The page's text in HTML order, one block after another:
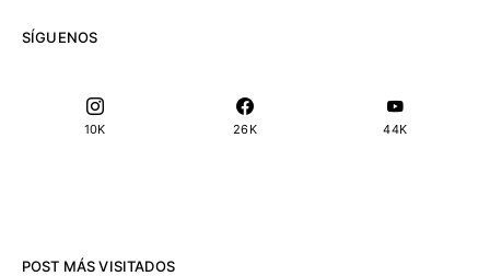
SÍGUENOS
10K 26K 44K
POST MÁS VISITADOS